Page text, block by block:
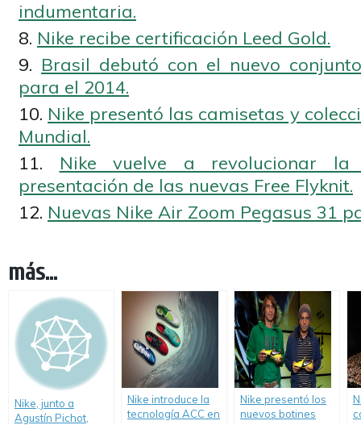
indumentaria.
Nike recibe certificación Leed Gold.
Brasil debutó con el nuevo
para el 2014.
Nike presentó las camisetas y
Mundial.
Nike vuelve a revolucionar
presentación de las nuevas Free Flyknit.
Nuevas Nike Air Zoom Pegasus 31
más...
Nike, junto a
Agustín Pichot,
Nike introduce la
tecnología ACC en
Nike presentó los
nuevos botines